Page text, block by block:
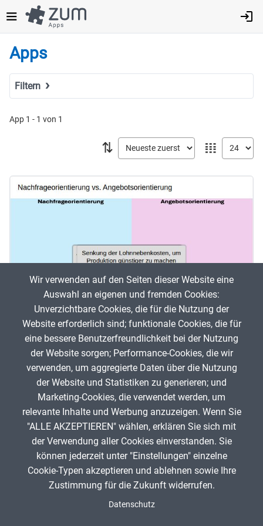
zum
Inhalt
Apps
Filtern
Fach
Geistes- & Sozialwissenschaften
Musische Fächer & Sport
Sonstiges
Schulstufe
Typ
Featured Apps
App 1 - 1 von 1
𝍖
⇅
Nachfrageorientierung vs. Angebotsorientierung
mrmntn
ANZEIGE
Spenden
Impressum
Wir verwenden auf den Seiten dieser Website eine
Auswahl an eigenen und fremden Cookies:
Unverzichtbare Cookies, die für die Nutzung der
Website erforderlich sind; funktionale Cookies, die für
eine bessere Benutzerfreundlichkeit bei der Nutzung
der Website sorgen; Performance-Cookies, die wir
verwenden, um aggregierte Daten über die Nutzung
der Website und Statistiken zu generieren; und
Marketing-Cookies, die verwendet werden, um
relevante Inhalte und Werbung anzuzeigen. Wenn Sie
"ALLE AKZEPTIEREN" wählen, erklären Sie sich mit
der Verwendung aller Cookies einverstanden. Sie
können jederzeit unter "Einstellungen" einzelne
Cookie-Typen akzeptieren und ablehnen sowie Ihre
Zustimmung für die Zukunft widerrufen.
Datenschutz